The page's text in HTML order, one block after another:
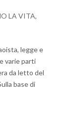
LA VITA,
legge e
varie parti
da letto del
base di